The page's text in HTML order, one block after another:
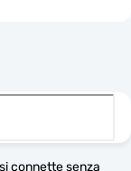
connette senza